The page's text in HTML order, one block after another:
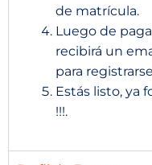
de matrícula.
Luego de
recibirá un
para
Estás listo, ya
!!!.